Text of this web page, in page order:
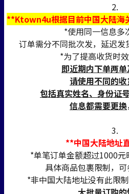
2.
**Ktown4u根据目前中国大陆海
*使用同一信息多
订单需分不同批次发，延迟
*为了提高收货时效
即近期内下单两单
请使用不同的收
包括真实姓名、身份证
信息都需要更换
3.
**中国大陆地址
*单笔订单金额超过1000元
具体商品包裹限制，可
*非中国大陆地址没有此限制